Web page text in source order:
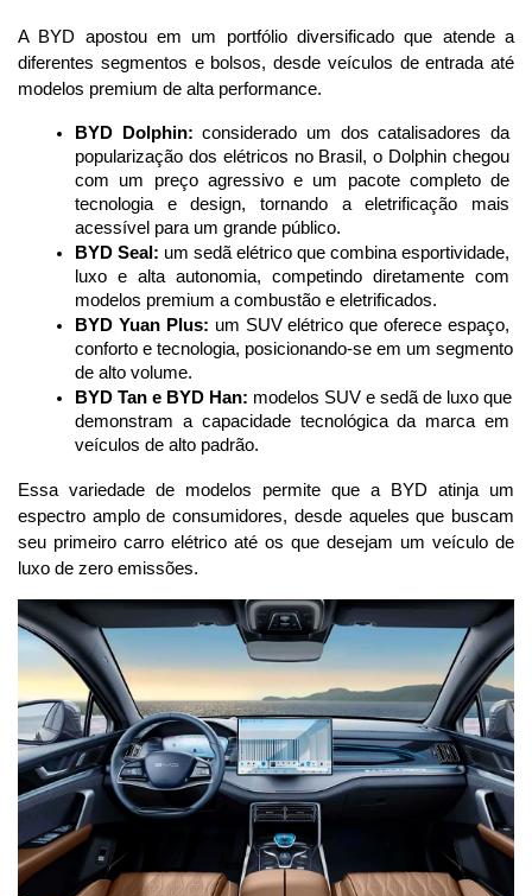
A BYD apostou em um portfólio diversificado que atende a
diferentes segmentos e bolsos, desde veículos de entrada até
modelos premium de alta performance.
BYD Dolphin: considerado um dos catalisadores da
popularização dos elétricos no Brasil, o Dolphin chegou
com um preço agressivo e um pacote completo de
tecnologia e design, tornando a eletrificação mais
acessível para um grande público.
BYD Seal: um sedã elétrico que combina esportividade,
luxo e alta autonomia, competindo diretamente com
modelos premium a combustão e eletrificados.
BYD Yuan Plus: um SUV elétrico que oferece espaço,
conforto e tecnologia, posicionando-se em um segmento
de alto volume.
BYD Tan e BYD Han: modelos SUV e sedã de luxo que
demonstram a capacidade tecnológica da marca em
veículos de alto padrão.
Essa variedade de modelos permite que a BYD atinja um
espectro amplo de consumidores, desde aqueles que buscam
seu primeiro carro elétrico até os que desejam um veículo de
luxo de zero emissões.